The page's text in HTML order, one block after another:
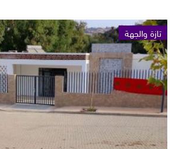
تازة والجهة